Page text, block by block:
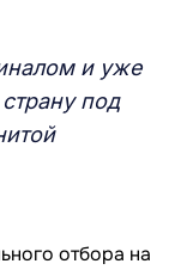
и уже
под